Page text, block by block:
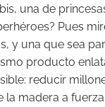
una de
Pues
y una que sea
producto
reducir
la madera a